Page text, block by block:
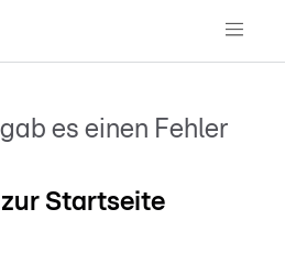
es einen Fehler
Startseite